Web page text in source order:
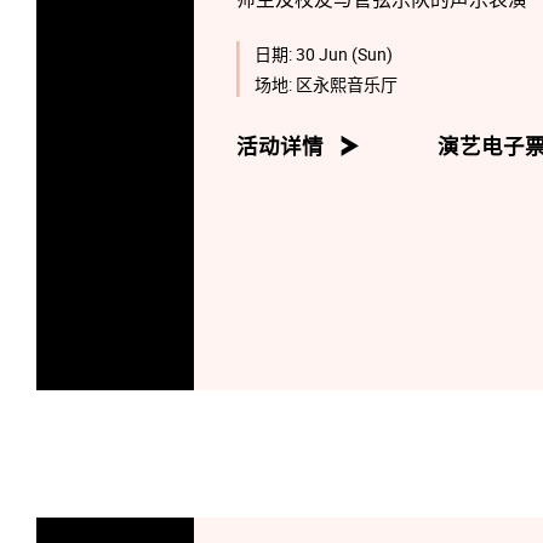
日期:30 Jun (Sun)
场地: 区永熙音乐厅
活动详情 演艺电子